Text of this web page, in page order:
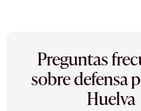
Preguntas
sobre defensa
Huelva